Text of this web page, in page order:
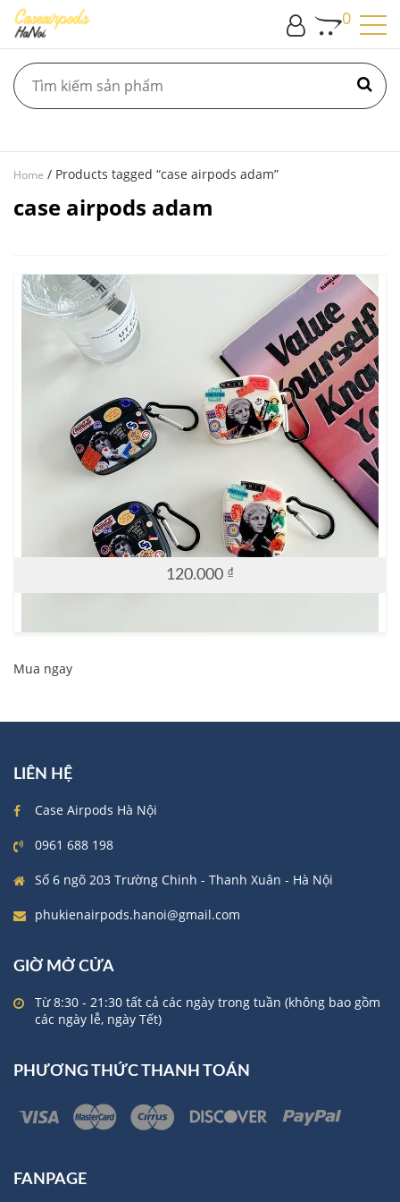
0
Home / Products tagged “case airpods adam”
case airpods adam
120.000 ₫
Mua ngay
LIÊN HỆ
Case Airpods Hà Nội
0961 688 198
Số 6 ngõ 203 Trường Chinh - Thanh Xuân - Hà Nội
phukienairpods.hanoi@gmail.com
GIỜ MỞ CỬA
Từ 8:30 - 21:30 tất cả các ngày trong tuần (không bao gồm
các ngày lễ, ngày Tết)
PHƯƠNG THỨC THANH TOÁN
FANPAGE